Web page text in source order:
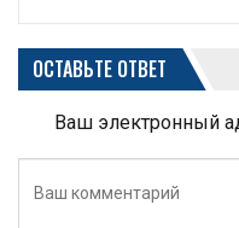
ОСТАВЬТЕ ОТВЕТ
Ваш электронный